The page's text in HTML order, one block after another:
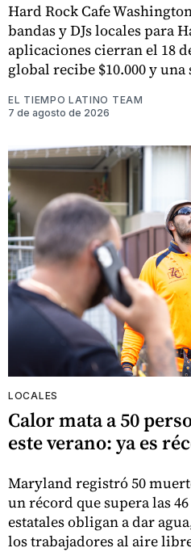
Hard Rock Cafe
bandas y DJs locales para
aplicaciones cierran el 18
global recibe $10.000 y
EL TIEMPO LATINO TEAM
7 de agosto de 2026
LOCALES
Calor mata a 50
este verano: ya es
Maryland registró 50
un récord que supera las
estatales obligan a dar
los trabajadores al aire